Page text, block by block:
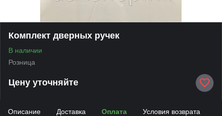
Комплект дверных ручек
В наличии
Розница
Цену уточняйте
Описание Доставка Оплата Условия возврата